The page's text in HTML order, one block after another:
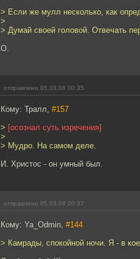
> Если же мулл несколько, как
>
> Думай своей головой. Отвечать
О.
отправлено 05.03.08 00:35
Кому: Тралл, #157
> [осознал суть изречения]
>
> Мудро. На самом деле.
И. Христос - он умный был.
отправлено 05.03.08 00:37
Кому: Ya_Odmin, #144
> Камрады, спокойной ночи. Я - в